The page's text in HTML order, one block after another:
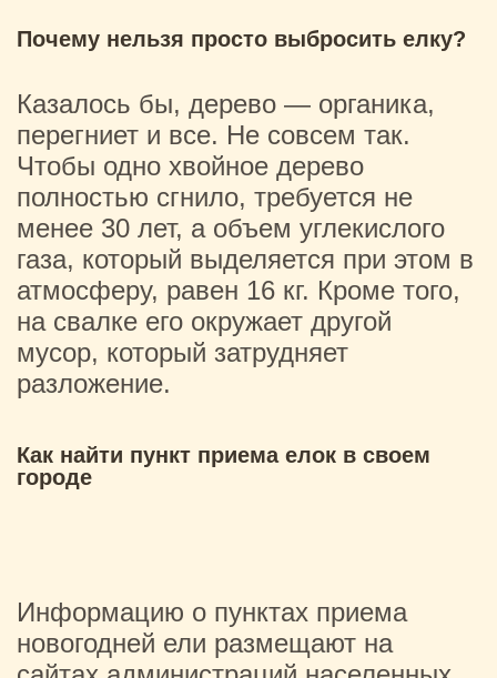
Почему нельзя просто выбросить елку?
Казалось бы, дерево — органика,
перегниет и все. Не совсем так.
Чтобы одно хвойное дерево
полностью сгнило, требуется не
менее 30 лет, а объем углекислого
газа, который выделяется при этом в
атмосферу, равен 16 кг. Кроме того,
на свалке его окружает другой
мусор, который затрудняет
разложение.
Как найти пункт приема елок в своем
городе
Информацию о пунктах приема
новогодней ели размещают на